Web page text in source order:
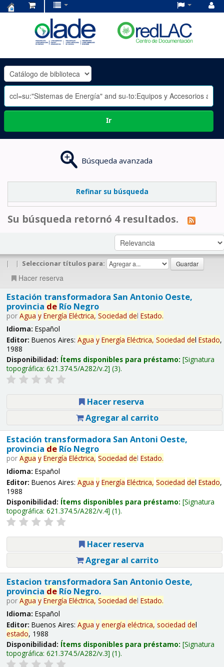
OLADE
-
Ir
Búsqueda avanzada
Refinar su búsqueda
Su búsqueda retornó 4 resultados.
| | Seleccionar títulos para:
Hacer reserva
Estación transformadora San Antonio Oeste,
provincia deRío Negro
por Agua y Energía Eléctrica, Sociedad del Estado.
Idioma: Español
Editor: Buenos Aires: Agua y Energía Eléctrica, Sociedad del Estado,
1988
Disponibilidad: Ítems disponibles para préstamo: Signatura
topográfica: 621.374.5/A282/v.2 (3).
Hacer reserva
Agregar al carrito
Estación transformadora San Antoni Oeste,
provincia deRío Negro
por Agua y Energía Eléctrica, Sociedad del Estado.
Idioma: Español
Editor: Buenos Aires: Agua y Energía Eléctrica, Sociedad del Estado,
1988
Disponibilidad: Ítems disponibles para préstamo: Signatura
topográfica: 621.374.5/A282/v.4 (1).
Hacer reserva
Agregar al carrito
Estacion transformadora San Antonio Oeste,
provincia deRío Negro.
por Agua y Energía Eléctrica, Sociedad del Estado.
Idioma: Español
Editor: Buenos Aires: Agua y energía eléctrica, sociedad del
estado, 1988
Disponibilidad: Ítems disponibles para préstamo: Signatura
topográfica: 621.374.5/A282/v.3 (1).